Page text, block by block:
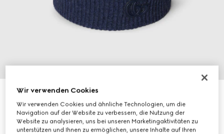
Mütze aus Kaschmir mit Patch
€ 420
Variantendunkelblau
Wir verwenden Cookies
Wir verwenden Cookies und ähnliche Technologien, um die
Navigation auf der Website zu verbessern, die Nutzung der
Website zu analysieren, uns bei unseren Marketingaktivitäten zu
unterstützen und Ihnen zu ermöglichen, unsere Inhalte auf Ihren